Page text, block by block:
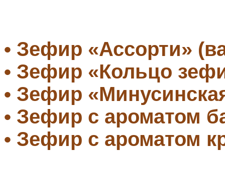
• Зефир «Ассорти»
• Зефир «Кольцо
• Зефир
• Зефир с ароматом
• Зефир с ароматом